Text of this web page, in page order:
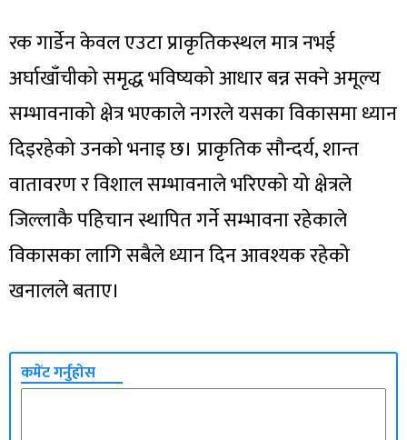
रक गार्डेन केवल एउटा प्राकृतिकस्थल मात्र नभई
अर्घाखाँचीको समृद्ध भविष्यको आधार बन्न सक्ने अमूल्य
सम्भावनाको क्षेत्र भएकाले नगरले यसका विकासमा ध्यान
दिइरहेको उनको भनाइ छ। प्राकृतिक सौन्दर्य, शान्त
वातावरण र विशाल सम्भावनाले भरिएको यो क्षेत्रले
जिल्लाकै पहिचान स्थापित गर्ने सम्भावना रहेकाले
विकासका लागि सबैले ध्यान दिन आवश्यक रहेको
खनालले बताए।
कमेंट गर्नुहोस